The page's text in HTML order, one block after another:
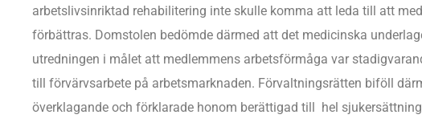
arbetslivsinriktad rehabilitering inte skulle komma att leda till att
förbättras. Domstolen bedömde därmed att det medicinska
utredningen i målet att medlemmens arbetsförmåga var
till förvärvsarbete på arbetsmarknaden. Förvaltningsrätten biföll
överklagande och förklarade honom berättigad till hel